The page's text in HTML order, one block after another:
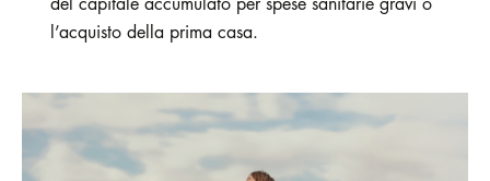
l’acquisto della prima casa.